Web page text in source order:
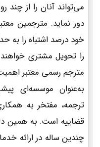
می‌تواند آنان را از چند
دور نماید. مترجمین
خود درصد اشتباه را به
را تحویل مشتری خواهند
مترجم رسمی معتبر
به‌عنوان موسسه‌ای
ترجمه، مفتخر به
قضاییه است. به همین
چندین ساله در ارائه